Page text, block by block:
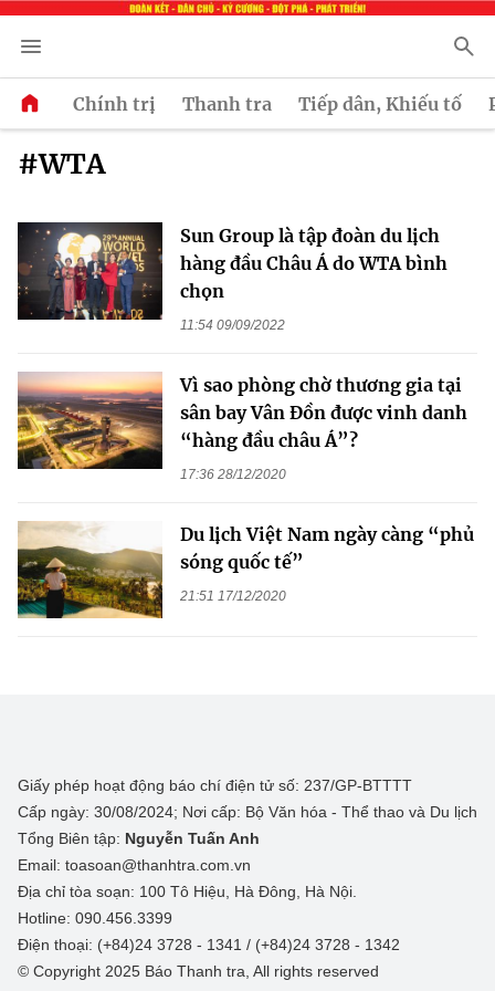
Chính trị Thanh tra Tiếp dân, Khiếu tố
#WTA
Sun Group là tập đoàn du lịch
hàng đầu Châu Á do WTA bình
chọn
11:54 09/09/2022
Vì sao phòng chờ thương gia tại
sân bay Vân Đồn được vinh danh
“hàng đầu châu Á”?
17:36 28/12/2020
Du lịch Việt Nam ngày càng “phủ
sóng quốc tế”
21:51 17/12/2020
Giấy phép hoạt động báo chí điện tử số: 237/GP-BTTTT
Cấp ngày: 30/08/2024; Nơi cấp: Bộ Văn hóa - Thể thao và Du lịch
Tổng Biên tập: Nguyễn Tuấn Anh
Email: toasoan@thanhtra.com.vn
Địa chỉ tòa soạn: 100 Tô Hiệu, Hà Đông, Hà Nội.
Hotline: 090.456.3399
Điện thoại: (+84)24 3728 - 1341 / (+84)24 3728 - 1342
© Copyright 2025 Báo Thanh tra, All rights reserved